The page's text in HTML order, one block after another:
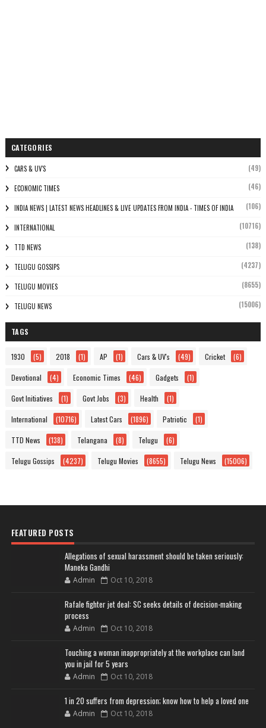
CATEGORIES
CARS & UV'S (49)
ECONOMIC TIMES (46)
INDIA NEWS | LATEST NEWS HEADLINES & LIVE UPDATES FROM INDIA - TIMES OF INDIA (106)
INTERNATIONAL (10716)
TTD NEWS (138)
TELUGU GOSSIPS (4237)
TELUGU MOVIES (8655)
TELUGU NEWS (15006)
TAGS
1930 (5) 2018 (1) AP (1) Cars & UV's (49) Cricket (6)
Devotional (4) Economic Times (46) Gadgets (1)
Govt Initiatives (1) Govt Jobs (3) Health (1)
International (10716) Latest Cars (1896) Patriotic (1)
TTD News (138) Telangana (8) Telugu (6)
Telugu Gossips (4237) Telugu Movies (8655) Telugu News (15006)
FEATURED POSTS
Allegations of sexual harassment should be taken seriously:
Maneka Gandhi
Admin Oct 10, 2018
Rafale fighter jet deal: SC seeks details of decision-making
process
Admin Oct 10, 2018
Touching a woman inappropriately at the workplace can land
you in jail for 5 years
Admin Oct 10, 2018
1 in 20 suffers from depression; know how to help a loved one
Admin Oct 10, 2018